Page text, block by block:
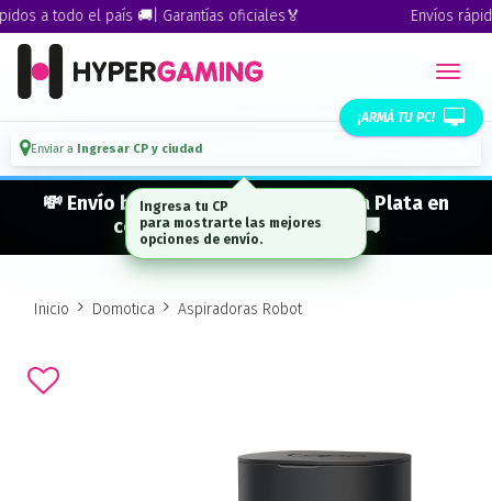
a todo el país 🚚| Garantías oficiales🏅 Envíos
¡ARMÁ TU PC!
Enviar a Ingresar CP y ciudad
💸 Envío bonificado a CABA · GBA · La Plata en
compras desde $ 300.000* 🚚
Inicio Domotica Aspiradoras Robot